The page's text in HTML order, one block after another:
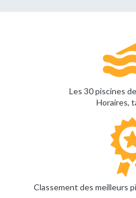
Les 30 piscines
Horaires,
Classement des meilleurs